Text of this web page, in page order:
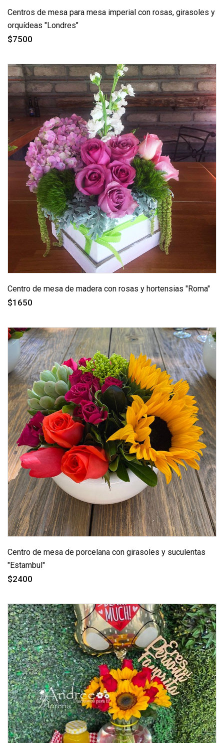
Centros de mesa para mesa imperial con rosas, girasoles y
orquídeas "Londres"
$7500
Centro de mesa de madera con rosas y hortensias "Roma"
$1650
Centro de mesa de porcelana con girasoles y suculentas
"Estambul"
$2400